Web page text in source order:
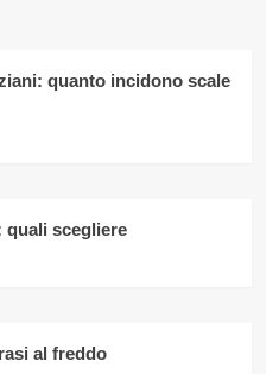
quanto incidono scale
quali scegliere
al freddo